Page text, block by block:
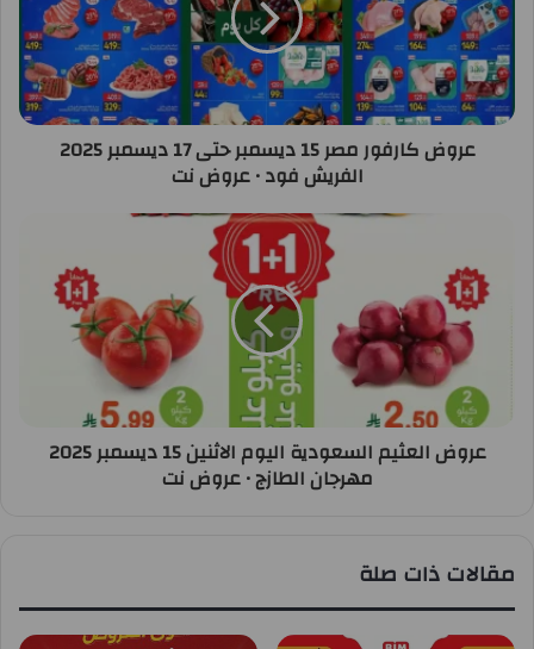
عروض كارفور مصر 15 ديسمبر حتى 17 ديسمبر 2025
الفريش فود • عروض نت
عروض العثيم السعودية اليوم الاثنين 15 ديسمبر 2025
مهرجان الطازج • عروض نت
مقالات ذات صلة